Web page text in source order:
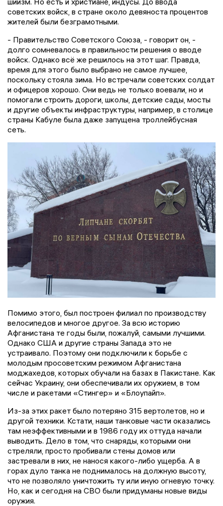
советских войск, в стране около девяноста процентов
жителей были безграмотными.
- Правительство Советского Союза, - говорит он, -
долго сомневалось в правильности решения о вводе
войск. Однако всё же решилось на этот шаг. Правда,
время для этого было выбрано не самое лучшее,
поскольку стояла зима. Но встречали советских солдат
и офицеров хорошо. Они ведь не только воевали, но и
помогали строить дороги, школы, детские сады, мосты
и другие объекты инфраструктуры, например, в столице
страны Кабуле была даже запущена троллейбусная
сеть.
Помимо этого, был построен филиал по производству
велосипедов и многое другое. За всю историю
Афганистана те годы были, пожалуй, самыми лучшими.
Однако США и другие страны Запада это не
устраивало. Поэтому они подключили к борьбе с
молодым просоветским режимом Афганистана
моджахедов, которых обучали на базах в Пакистане. Как
сейчас Украину, они обеспечивали их оружием, в том
числе и ракетами «Стингер» и «Блоупайп».
Из-за этих ракет было потеряно 315 вертолетов, но и
другой техники. Кстати, наши танковые части оказались
там неэффективными и в 1986 году их оттуда начали
выводить. Дело в том, что снаряды, которыми они
стреляли, просто пробивали стены домов или
застревали в них, не нанося какого-либо ущерба. А в
горах дуло танка не поднималось на должную высоту,
что не позволяло уничтожить ту или иную огневую точку.
Но, как и сегодня на СВО были придуманы новые виды
оружия.